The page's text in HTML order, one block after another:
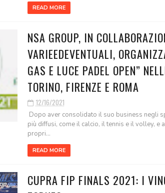
READ MORE
NSA GROUP, IN
VARIEEDEVENTUALI,
GAS E LUCE PADEL OPEN”
TORINO, FIRENZE E ROMA
12/16/2021
Dopo aver consolidato il suo business negli
più diffusi, come il calcio, il tennis e il volley, e
propri...
READ MORE
CUPRA FIP FINALS 2021: I